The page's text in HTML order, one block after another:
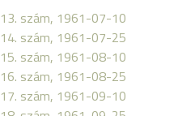
13. szám, 1961-07-10
14. szám, 1961-07-25
15. szám, 1961-08-10
16. szám, 1961-08-25
17. szám, 1961-09-10